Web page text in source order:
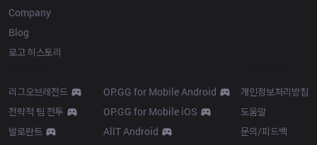
Company
Blog
로고 히스토리
리그오브레전드
전략적 팀 전투
발로란트
OP.GG for Mobile Android
OP.GG for Mobile iOS
AllT Android
개인정보처리방침
도움말
문의/피드백